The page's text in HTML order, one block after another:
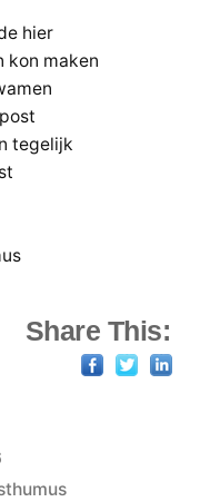
hier
kon maken
tegelijk
Share This: